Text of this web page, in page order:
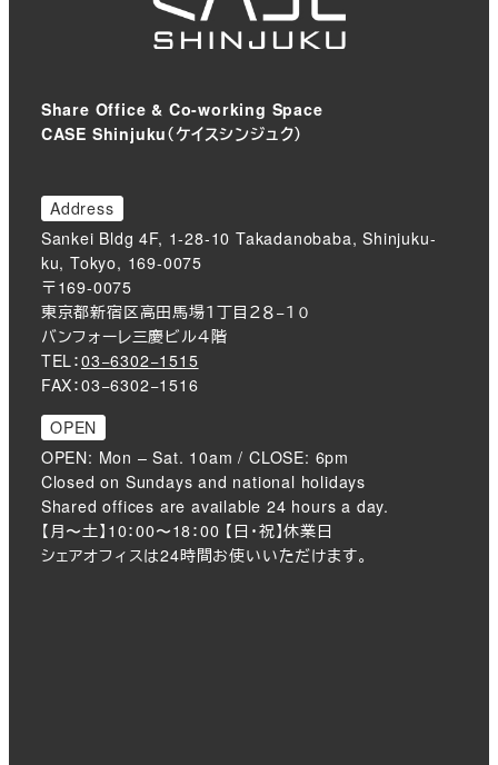
Share Office & Co-working Space
CASE Shinjuku（ケイスシンジュク）
Address
Sankei Bldg 4F, 1-28-10 Takadanobaba, Shinjuku-
ku, Tokyo, 169-0075
〒169-0075
東京都新宿区高田馬場１丁目２８−１０
バンフォーレ三慶ビル４階
TEL：03−6302−1515
FAX：03−6302−1516
OPEN
OPEN: Mon – Sat. 10am / CLOSE: 6pm
Closed on Sundays and national holidays
Shared offices are available 24 hours a day.
【月〜土】10：00〜18：00 【日・祝】休業日
シェアオフィスは24時間お使いいただけます。